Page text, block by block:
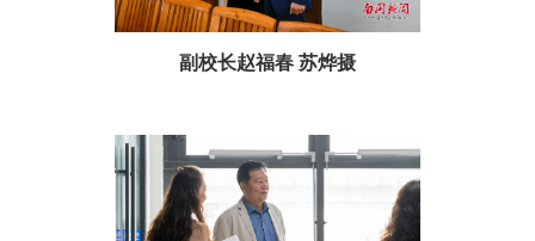
副校长赵福春 苏烨摄